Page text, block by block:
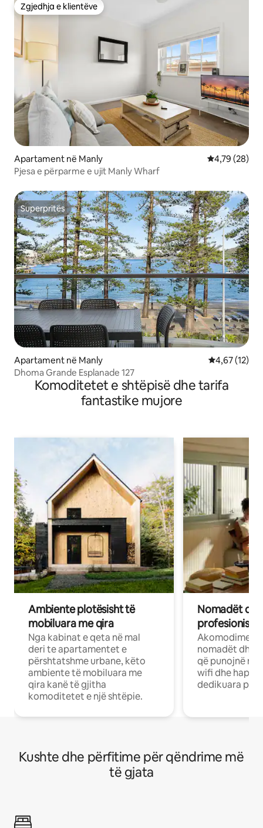
Zgjedhja e klientëve
Zgjedhja e klientëve
Apartament në Manly Vlerësimi
4,79 (28)
Pjesa e përparme e ujit Manly Wharf
Superpritës
Superpritës
Apartament në Manly Vlerësimi
4,67 (12)
Dhoma Grande Esplanade 127
Komoditetet e shtëpisë dhe tarifa
fantastike mujore
Ambiente plotësisht të
mobiluara me qira
Nga kabinat e qeta në mal
deri te apartamentet e
përshtatshme urbane, këto
ambiente të mobiluara me
qira kanë të gjitha
komoditetet e një shtëpie.
Nomadët
Akomodime
nomadët dhe
që punojnë në
wifi dhe
dedikuara
Kushte dhe përfitime për qëndrime më
të gjata